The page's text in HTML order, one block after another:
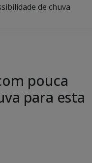
de chuva
pouca
para esta